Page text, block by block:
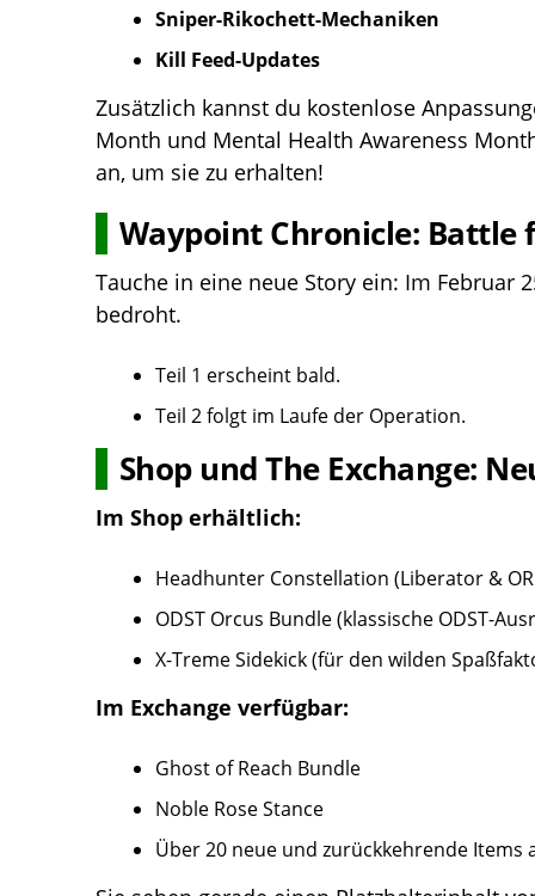
Sniper-Rikochett-Mechaniken
Kill Feed-Updates
Zusätzlich kannst du kostenlose
Month und Mental Health Awareness
an, um sie zu erhalten!
Waypoint Chronicle: Battle
Tauche in eine neue Story ein: Im Februar
bedroht.
Teil 1 erscheint bald.
Teil 2 folgt im Laufe der Operation.
Shop und The Exchange:
Im Shop erhältlich:
Headhunter Constellation (Liberator &
ODST Orcus Bundle (klassische ODST-
X-Treme Sidekick (für den wilden
Im Exchange verfügbar:
Ghost of Reach Bundle
Noble Rose Stance
Über 20 neue und zurückkehrende Items